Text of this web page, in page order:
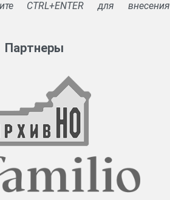
CTRL+ENTER для внесения
Партнеры